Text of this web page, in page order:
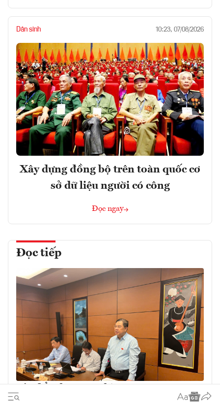
Dân sinh 10:23, 07/08/2026
Xây dựng đồng bộ trên toàn quốc cơ
sở dữ liệu người có công
Đọc ngay
Đọc tiếp
toàn hệ thống, tiệm cận chuẩn mực quốc